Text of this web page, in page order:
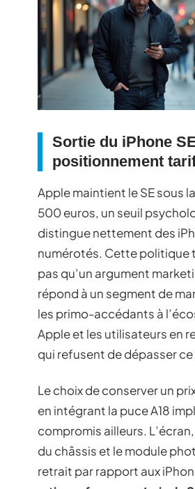
Sortie du iPhone
positionnement
Apple maintient le SE sous
500 euros, un seuil
distingue nettement des
numérotés. Cette politique
pas qu’un argument
répond à un segment de
les primo-accédants à
Apple et les utilisateurs en
qui refusent de dépasser
Le choix de conserver un
en intégrant la puce A18
compromis ailleurs.
du châssis et le module
retrait par rapport aux